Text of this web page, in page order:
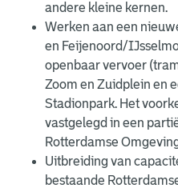
andere kleine kernen.
Werken aan een
en Feijenoord/
openbaar vervoer
Zoom en Zuidplein en
Stadionpark. Het
vastgelegd in een
Rotterdamse
Uitbreiding van
bestaande